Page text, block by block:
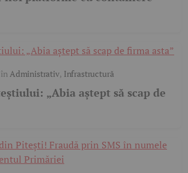
Administrativ, Infrastructură
„Abia aștept să scap de